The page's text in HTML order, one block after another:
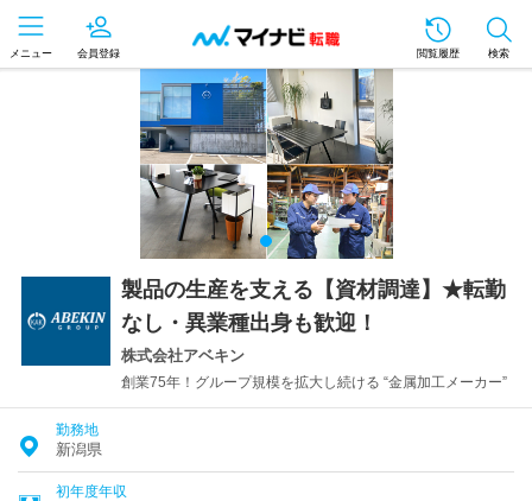
メニュー 会員登録 閲覧履歴 検索
製品の生産を支える【資材調達】★転勤
なし・異業種出身も歓迎！
株式会社アベキン
創業75年！グループ規模を拡大し続ける “金属加工メーカー”
勤務地
新潟県
初年度年収